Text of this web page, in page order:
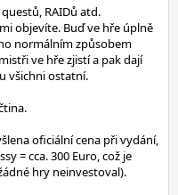
RAIDů atd.
objevíte. Buď ve hře úplně
normálním způsobem
ve hře zjistí a pak dají
všichni ostatní.
oficiální cena při vydání,
= cca. 300 Euro, což je
hry neinvestoval).